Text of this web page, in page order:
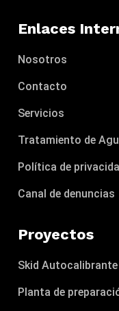
Enlaces
Nosotros
Contacto
Servicios
Tratamiento de
Política de
Canal de denuncias
Proyectos
Skid Autocalibrante
Planta de